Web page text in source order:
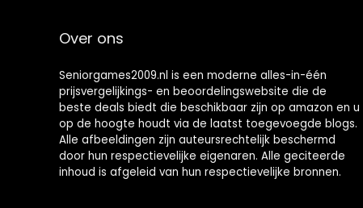
Over ons
Seniorgames2009.nl is een moderne alles-in-één
prijsvergelijkings- en beoordelingswebsite die de
beste deals biedt die beschikbaar zijn op amazon en u
op de hoogte houdt via de laatst toegevoegde blogs.
Alle afbeeldingen zijn auteursrechtelijk beschermd
door hun respectievelijke eigenaren. Alle geciteerde
inhoud is afgeleid van hun respectievelijke bronnen.